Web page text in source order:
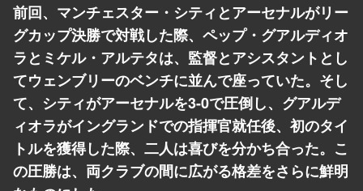
前回、マンチェスター・シティとアーセナルがリー
グカップ決勝で対戦した際、ペップ・グアルディオ
ラとミケル・アルテタは、監督とアシスタントとし
てウェンブリーのベンチに並んで座っていた。そし
て、シティがアーセナルを3-0で圧倒し、グアルデ
ィオラがイングランドでの指揮官就任後、初のタイ
トルを獲得した際、二人は喜びを分かち合った。こ
の圧勝は、両クラブの間に広がる格差をさらに鮮明